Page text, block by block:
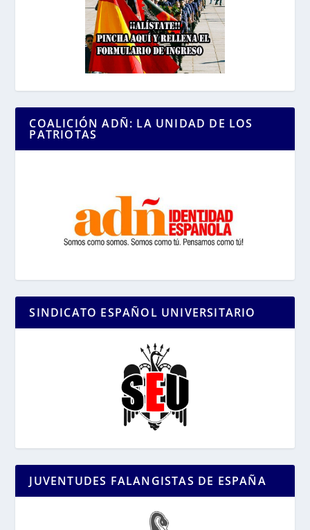
COALICIÓN ADÑ: LA UNIDAD DE LOS
PATRIOTAS
SINDICATO ESPAÑOL UNIVERSITARIO
JUVENTUDES FALANGISTAS DE ESPAÑA